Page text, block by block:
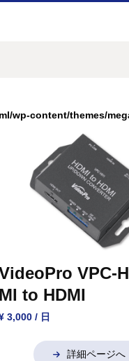
wp-content/themes/
VPC-
MI to HDMI
3,000 / 日
詳細ページへ